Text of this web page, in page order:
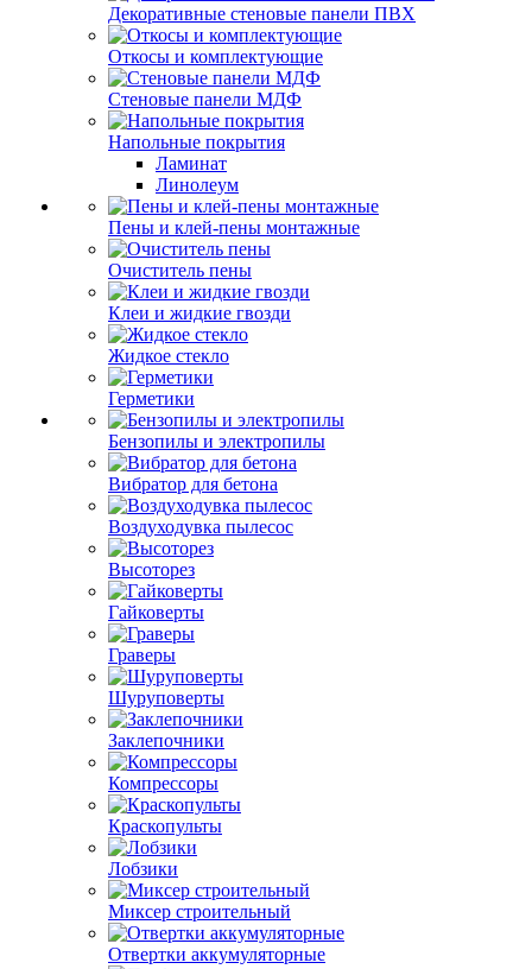
Декоративные стеновые панели ПВХ
Откосы и комплектующие
Стеновые панели МДФ
Напольные покрытия
Ламинат
Линолеум
Пены и клей-пены монтажные
Очиститель пены
Клеи и жидкие гвозди
Жидкое стекло
Герметики
Бензопилы и электропилы
Вибратор для бетона
Воздуходувка пылесос
Высоторез
Гайковерты
Граверы
Шуруповерты
Заклепочники
Компрессоры
Краскопульты
Лобзики
Миксер строительный
Отвертки аккумуляторные